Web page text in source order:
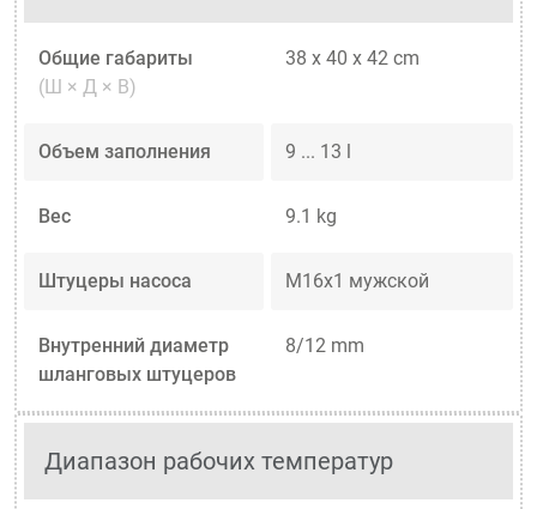
Общие габариты
(Ш × Д × В)
38 x 40 x 42 cm
Объем заполнения 9 ... 13 l
Вес 9.1 kg
Штуцеры насоса M16x1 мужской
Внутренний диаметр
шланговых штуцеров
8/12 mm
Диапазон рабочих температур